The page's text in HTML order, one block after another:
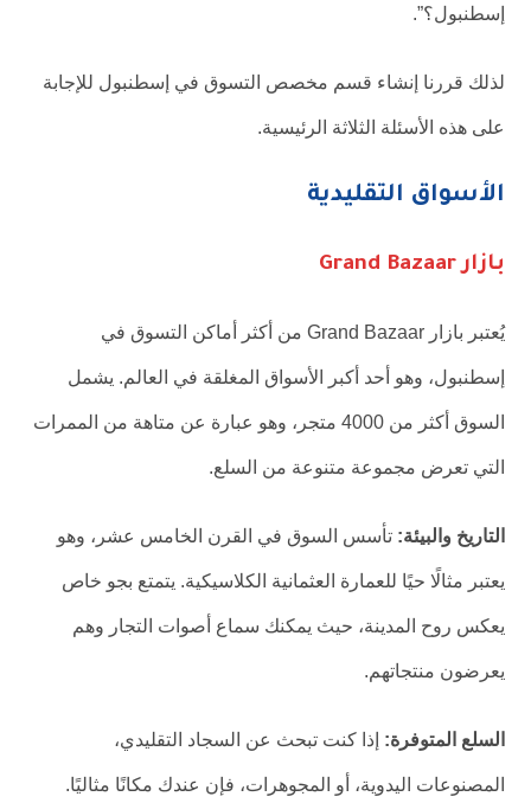
إسطنبول؟”.
لذلك قررنا إنشاء قسم مخصص التسوق في إسطنبول للإجابة
على هذه الأسئلة الثلاثة الرئيسية.
الأسواق التقليدية
بازار Grand Bazaar
يُعتبر بازار Grand Bazaar من أكثر أماكن التسوق في
إسطنبول، وهو أحد أكبر الأسواق المغلقة في العالم. يشمل
السوق أكثر من 4000 متجر، وهو عبارة عن متاهة من الممرات
التي تعرض مجموعة متنوعة من السلع.
التاريخ والبيئة: تأسس السوق في القرن الخامس عشر، وهو
يعتبر مثالًا حيًا للعمارة العثمانية الكلاسيكية. يتمتع بجو خاص
يعكس روح المدينة، حيث يمكنك سماع أصوات التجار وهم
يعرضون منتجاتهم.
السلع المتوفرة: إذا كنت تبحث عن السجاد التقليدي،
المصنوعات اليدوية، أو المجوهرات، فإن عندك مكانًا مثاليًا.